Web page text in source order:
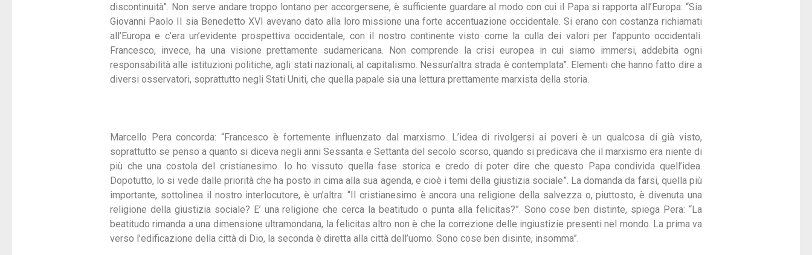
discontinuità”. Non serve andare troppo lontano per accorgersene, è sufficiente guardare al modo con cui il Papa si rapporta all’Europa: “Sia
Giovanni Paolo II sia Benedetto XVI avevano dato alla loro missione una forte accentuazione occidentale. Si erano con costanza richiamati
all’Europa e c’era un’evidente prospettiva occidentale, con il nostro continente visto come la culla dei valori per l’appunto occidentali.
Francesco, invece, ha una visione prettamente sudamericana. Non comprende la crisi europea in cui siamo immersi, addebita ogni
responsabilità alle istituzioni politiche, agli stati nazionali, al capitalismo. Nessun’altra strada è contemplata”. Elementi che hanno fatto dire a
diversi osservatori, soprattutto negli Stati Uniti, che quella papale sia una lettura prettamente marxista della storia.
Marcello Pera concorda: “Francesco è fortemente influenzato dal marxismo. L’idea di rivolgersi ai poveri è un qualcosa di già visto,
soprattutto se penso a quanto si diceva negli anni Sessanta e Settanta del secolo scorso, quando si predicava che il marxismo era niente di
più che una costola del cristianesimo. Io ho vissuto quella fase storica e credo di poter dire che questo Papa condivida quell’idea.
Dopotutto, lo si vede dalle priorità che ha posto in cima alla sua agenda, e cioè i temi della giustizia sociale”. La domanda da farsi, quella più
importante, sottolinea il nostro interlocutore, è un’altra: “Il cristianesimo è ancora una religione della salvezza o, piuttosto, è divenuta una
religione della giustizia sociale? E’ una religione che cerca la beatitudo o punta alla felicitas?”. Sono cose ben distinte, spiega Pera: “La
beatitudo rimanda a una dimensione ultramondana, la felicitas altro non è che la correzione delle ingiustizie presenti nel mondo. La prima va
verso l’edificazione della città di Dio, la seconda è diretta alla città dell’uomo. Sono cose ben disinte, insomma”.